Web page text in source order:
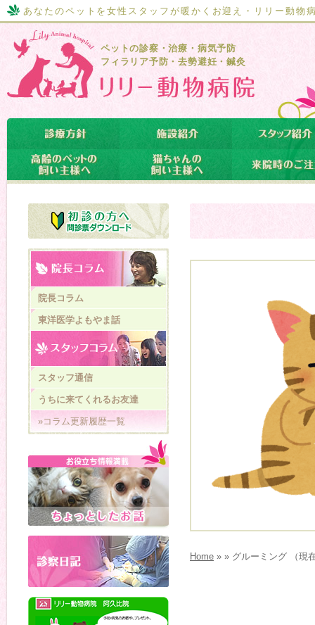
あなたのペットを女性スタッフが暖かくお迎え・リリー動物
ペットの診察・治療・病気予防
フィラリア予防・去勢避妊・鍼灸
Home » » グルーミング （現
院長コラム
東洋医学よもやま話
スタッフ通信
うちに来てくれるお友達
»コラム更新履歴一覧